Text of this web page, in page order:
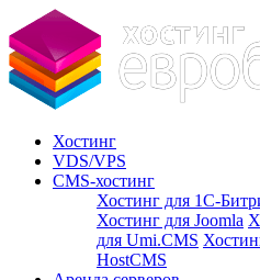
Хостинг
VDS/VPS
CMS-хостинг
Хостинг для 1С-
Хостинг для Joomla
для Umi.CMS
HostCMS